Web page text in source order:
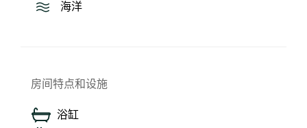
海洋
房间特点和设施
浴缸